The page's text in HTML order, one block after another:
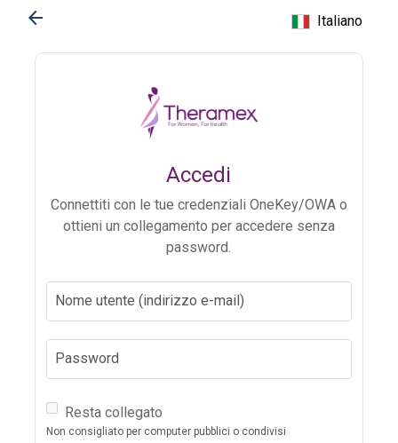
arrow_back Italiano
Accedi
Connettiti con le tue credenziali OneKey/OWA o
ottieni un collegamento per accedere senza
password.
Nome utente (indirizzo e-mail)
Password
Resta collegato
Non consigliato per computer pubblici o condivisi